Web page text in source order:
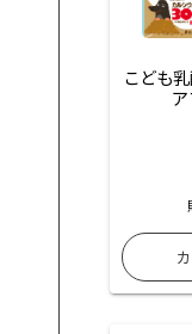
こども